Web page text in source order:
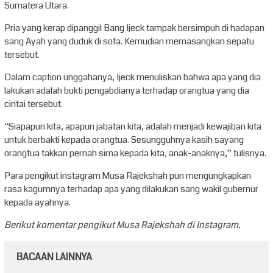
Sumatera Utara.
Pria yang kerap dipanggil Bang Ijeck tampak bersimpuh di hadapan
sang Ayah yang duduk di sofa. Kemudian memasangkan sepatu
tersebut.
Dalam caption unggahanya, Ijeck menuliskan bahwa apa yang dia
lakukan adalah bukti pengabdianya terhadap orangtua yang dia
cintai tersebut.
“Siapapun kita, apapun jabatan kita, adalah menjadi kewajiban kita
untuk berbakti kepada orangtua. Sesungguhnya kasih sayang
orangtua takkan pernah sirna kepada kita, anak-anaknya,” tulisnya.
Para pengikut instagram Musa Rajekshah pun mengungkapkan
rasa kagumnya terhadap apa yang dilakukan sang wakil gubernur
kepada ayahnya.
Berikut komentar pengikut Musa Rajekshah di Instagram.
BACAAN LAINNYA